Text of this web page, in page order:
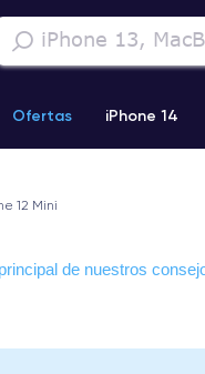
Ofertas iPhone 14
12 Mini
de nuestros